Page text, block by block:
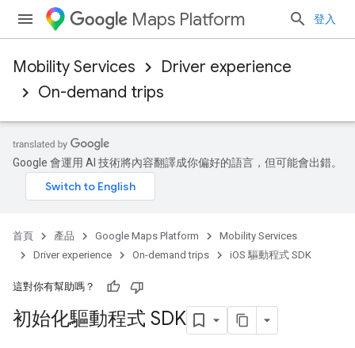
Maps Platform 登入
Mobility Services
Driver experience
On-demand trips
Google 會運用 AI 技術將內容翻譯成你偏好的語言，但可能會出錯。
首頁 產品 Google Maps Platform
Mobility Services
Driver experience
On-demand trips iOS 驅動程式 SDK
這對你有幫助嗎？
初始化驅動程式 SDK